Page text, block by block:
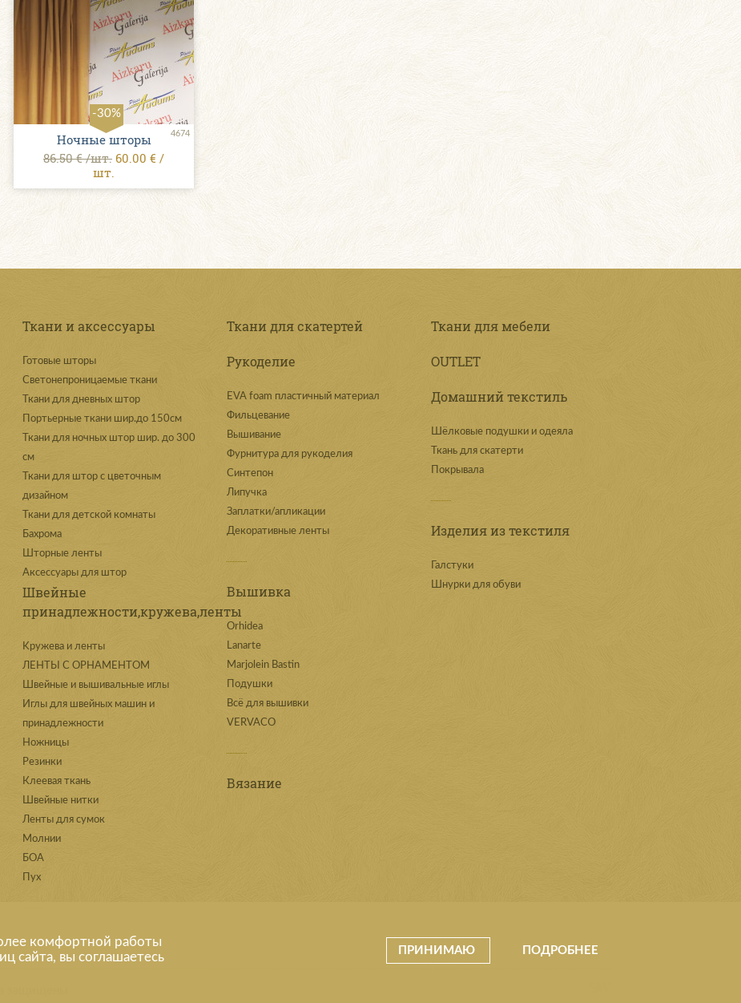
комфортной работы
сайта, вы соглашаетесь
ПРИНИМАЮ ПОДРОБНЕЕ
-30%
4674
Ночные шторы
86.50 € /шт. 60.00 € /
шт.
Ткани и аксессуары
Готовые шторы
Светонепроницаемые ткани
Ткани для дневных штор
Портьерные ткани шир.до 150см
Ткани для ночных штор шир. до 300
см
Ткани для штор с цветочным
дизайном
Ткани для детской комнаты
Бахрома
Шторные ленты
Аксессуары для штор
Швейные
принадлежности,кружева,ленты
Kружева и ленты
ЛЕНТЫ С ОРНАМЕНТОМ
Швейные и вышивальные иглы
Иглы для швейных машин и
принадлежности
Ножницы
Резинки
Клеевая ткань
Швейные нитки
Ленты для сумок
Молнии
БОА
Пух
Ткани для скатертей
Рукоделие
EVA foam пластичный материал
Фильцевание
Вышивание
Фурнитура для рукоделия
Синтепон
Липучка
Заплатки/апликации
Декоративные ленты
Вышивка
Orhidea
Lanarte
Marjolein Bastin
Подушки
Всё для вышивки
VERVACO
Вязание
Ткани для мебели
OUTLET
Домашний текстиль
Шёлковые подушки и одеяла
Ткань для скатерти
Покрывала
Изделия из текстиля
Галстуки
Шнурки для обуви